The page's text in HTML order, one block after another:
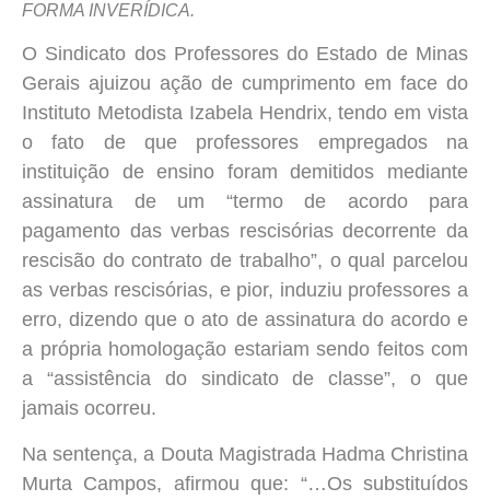
FORMA INVERÍDICA.
O Sindicato dos Professores do Estado de Minas
Gerais ajuizou ação de cumprimento em face do
Instituto Metodista Izabela Hendrix, tendo em vista
o fato de que professores empregados na
instituição de ensino foram demitidos mediante
assinatura de um “termo de acordo para
pagamento das verbas rescisórias decorrente da
rescisão do contrato de trabalho”, o qual parcelou
as verbas rescisórias, e pior, induziu professores a
erro, dizendo que o ato de assinatura do acordo e
a própria homologação estariam sendo feitos com
a “assistência do sindicato de classe”, o que
jamais ocorreu.
Na sentença, a Douta Magistrada Hadma Christina
Murta Campos, afirmou que: “…Os substituídos